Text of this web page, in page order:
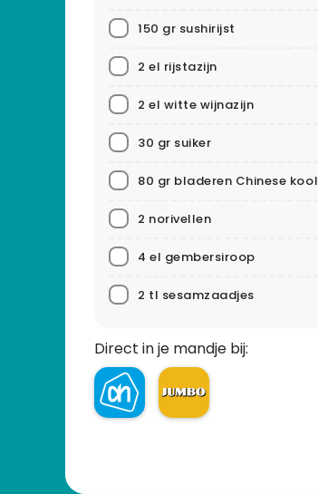
150 gr sushirijst
2 el rijstazijn
2 el witte wijnazijn
30 gr suiker
80 gr bladeren Chinese kool
2 norivellen
4 el gembersiroop
2 tl sesamzaadjes
Direct in je mandje bij: